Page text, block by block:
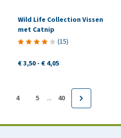
Wild Life Collection Vissen
met Catnip
(15)
€ 3,50 - € 4,05
4 5 ... 40